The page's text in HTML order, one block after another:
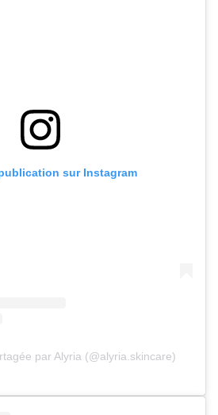
sur Instagram
par Alyria (@alyria.skincare)